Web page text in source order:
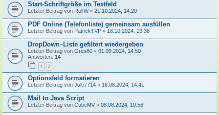
Start-Schriftgröße im Textfeld
Letzter Beitrag von RolfW« 21.10.2024, 14:20
PDF Online (Telefonliste) gemeinsam ausfüllen
Letzter Beitrag von PatrickTVP « 18.10.2024, 13:38
DropDown–Liste gefiltert wiedergeben
Letzter Beitrag von Gres80 « 01.09.2024, 14:50
Antworten: 14
1 2
Optionsfeld formatieren
Letzter Beitrag von Jule7714 « 16.08.2024, 14:41
Mail to Java Script
Letzter Beitrag von CubeMV « 08.08.2024, 10:56